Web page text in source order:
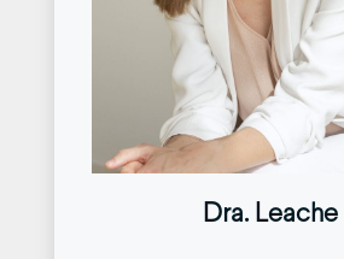
Dra. Leache